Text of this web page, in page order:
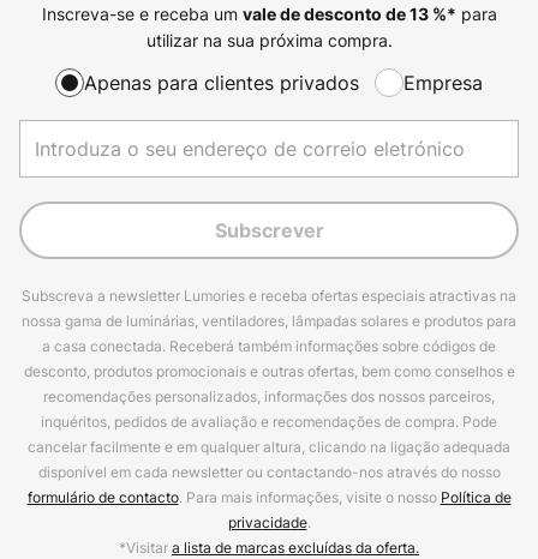
Inscreva-se e receba um vale de desconto de13%* para
utilizar na sua próxima compra.
Apenas para clientes privados Empresa
Subscrever
Subscreva a newsletter Lumories e receba ofertas especiais atractivas na
nossa gama de luminárias, ventiladores, lâmpadas solares e produtos para
a casa conectada. Receberá também informações sobre códigos de
desconto, produtos promocionais e outras ofertas, bem como conselhos e
recomendações personalizados, informações dos nossos parceiros,
inquéritos, pedidos de avaliação e recomendações de compra. Pode
cancelar facilmente e em qualquer altura, clicando na ligação adequada
disponível em cada newsletter ou contactando-nos através do nosso
formulário de contacto. Para mais informações, visite o nosso Política de
privacidade.
*Visitara lista de marcas excluídas da oferta.